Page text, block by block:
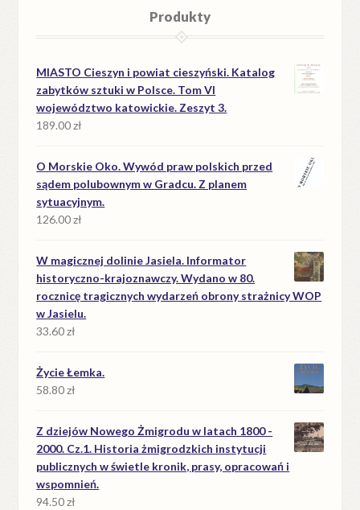
Produkty
MIASTO Cieszyn i powiat cieszyński. Katalog
zabytków sztuki w Polsce. Tom VI
województwo katowickie. Zeszyt 3.
189.00zł
O Morskie Oko. Wywód praw polskich przed
sądem polubownym w Gradcu. Z planem
sytuacyjnym.
126.00zł
W magicznej dolinie Jasiela. Informator
historyczno-krajoznawczy. Wydano w 80.
rocznicę tragicznych wydarzeń obrony strażnicy WOP
w Jasielu.
33.60zł
Życie Łemka.
58.80zł
Z dziejów Nowego Żmigrodu w latach 1800 -
2000. Cz.1. Historia żmigrodzkich instytucji
publicznych w świetle kronik, prasy, opracowań i
wspomnień.
94.50zł